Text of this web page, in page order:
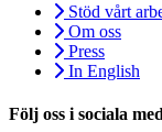
Stöd vårt
Om oss
Press
In English
Följ oss i sociala